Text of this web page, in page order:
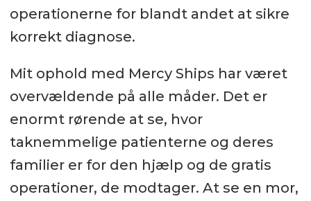
operationerne for blandt andet at sikre
korrekt diagnose.
Mit ophold med Mercy Ships har været
overvældende på alle måder. Det er
enormt rørende at se, hvor
taknemmelige patienterne og deres
familier er for den hjælp og de gratis
operationer, de modtager. At se en mor,